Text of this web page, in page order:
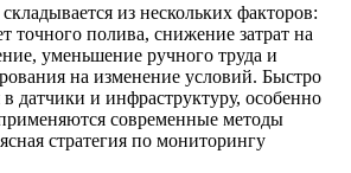
из нескольких факторов:
точного полива, снижение затрат на
уменьшение ручного труда и
на изменение условий. Быстро
датчики и инфраструктуру, особенно
современные методы
стратегия по мониторингу